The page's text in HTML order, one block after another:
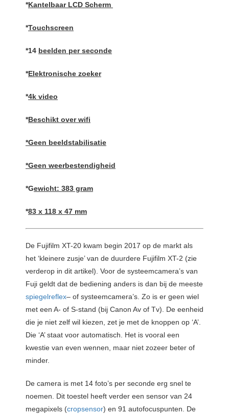
*Kantelbaar LCD Scherm
*Touchscreen
*14 beelden per seconde
*Elektronische zoeker
*4k video
*Beschikt over wifi
*Geen beeldstabilisatie
*Geen weerbestendigheid
*Gewicht: 383 gram
*83 x 118 x 47 mm
De Fujifilm XT-20 kwam begin 2017 op de markt als
het ‘kleinere zusje’ van de duurdere Fujifilm XT-2 (zie
verderop in dit artikel). Voor de systeemcamera’s van
Fuji geldt dat de bediening anders is dan bij de meeste
spiegelreflex– of systeemcamera’s. Zo is er geen wiel
met een A- of S-stand (bij Canon Av of Tv). De eenheid
die je niet zelf wil kiezen, zet je met de knoppen op ‘A’.
Die ‘A’ staat voor automatisch. Het is vooral een
kwestie van even wennen, maar niet zozeer beter of
minder.
De camera is met 14 foto’s per seconde erg snel te
noemen. Dit toestel heeft verder een sensor van 24
megapixels (cropsensor) en 91 autofocuspunten. De